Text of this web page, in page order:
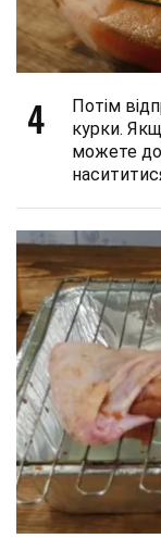
4
Потім
курки.
можете